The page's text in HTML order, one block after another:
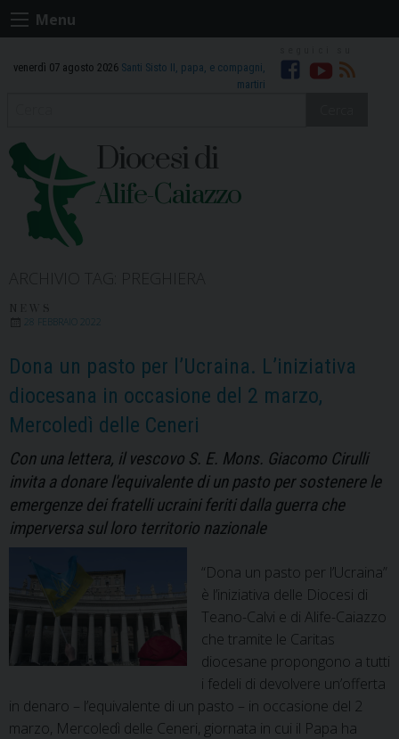
Skip
to
Menu
venerdì 07 agosto 2026 Santi Sisto II, papa, e compagni,
martiri
Facebook
Youtube
RSS
Diocesi di
Alife-Caiazzo
28 FEBBRAIO 2022
Dona un pasto per l’Ucraina. L’iniziativa
diocesana in occasione del 2 marzo,
Mercoledì delle Ceneri
Con una lettera, il vescovo S. E. Mons. Giacomo Cirulli
invita a donare l'equivalente di un pasto per sostenere le
emergenze dei fratelli ucraini feriti dalla guerra che
imperversa sul loro territorio nazionale
“Dona un pasto per l’Ucraina”
è l’iniziativa delle Diocesi di
Teano-Calvi e di Alife-Caiazzo
che tramite le Caritas
diocesane propongono a tutti
i fedeli di devolvere un’offerta
in denaro – l’equivalente di un pasto – in occasione del 2
marzo, Mercoledì delle Ceneri, giornata in cui il Papa ha